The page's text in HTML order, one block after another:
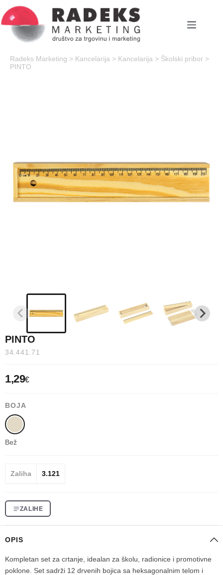
to
content
Radeks Marketing > Kancelarija > Kancelarija > Školski pribor >
PINTO
PINTO
34.441.71
1,29€
BOJA
Bež
Zaliha 3.121
ZALIHE
OPIS
Kompletan set za crtanje, idealan za školu, radionice i promotivne
poklone. Set sadrži 12 drvenih bojica sa heksagonalnim telom i